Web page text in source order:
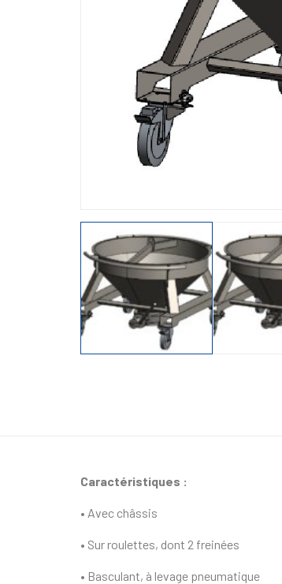
Caractéristiques :
• Avec châssis
• Sur roulettes, dont 2 freinées
• Basculant, à levage pneumatique